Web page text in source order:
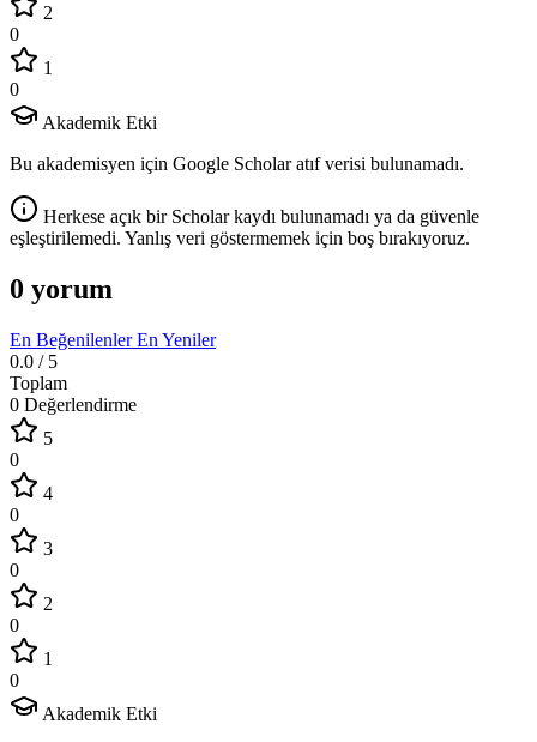
2
0
1
0
Akademik Etki
Bu akademisyen için Google Scholar atıf verisi bulunamadı.
Herkese açık bir Scholar kaydı bulunamadı ya da güvenle
eşleştirilemedi. Yanlış veri göstermemek için boş bırakıyoruz.
0 yorum
En BeğenilenlerEn Yeniler
0.0 / 5
Toplam
0 Değerlendirme
5
0
4
0
3
0
2
0
1
0
Akademik Etki